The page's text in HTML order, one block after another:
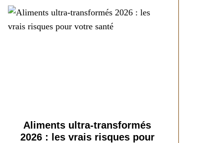
Super-aliments 2026 :
démêler le vrai du bluff